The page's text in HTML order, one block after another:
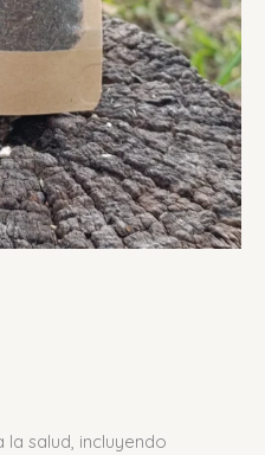
salud, incluyendo